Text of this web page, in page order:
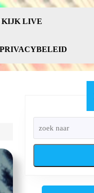
KIJK LIVE
PRIVACYBELEID